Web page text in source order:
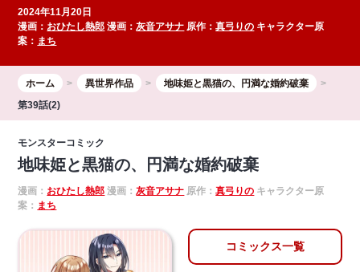
2024年11月20日
漫画： おひたし熱郎 漫画：灰音アサナ 原作：真弓りの キャラクター原
案： まち
ホーム 異世界作品
地味姫と黒猫の、円満な婚約破棄
第39話(2)
モンスターコミック
地味姫と黒猫の、円満な婚約破棄
漫画： おひたし熱郎 漫画：灰音アサナ 原作：真弓りの キャラクター原
案： まち
コミックス一覧